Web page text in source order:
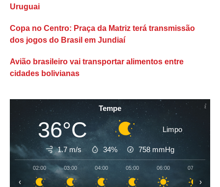
Uruguai
Copa no Centro: Praça da Matriz terá transmissão
dos jogos do Brasil em Jundiaí
Avião brasileiro vai transportar alimentos entre
cidades bolivianas
Tempe
36°C Limpo
1.7 m/s 34% 758 mmHg
02:00 03:00 04:00 05:00 06:00 07:00
‹ ›